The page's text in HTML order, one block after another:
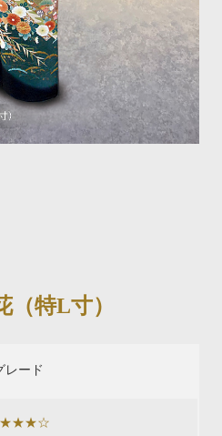
（特L寸）
レード